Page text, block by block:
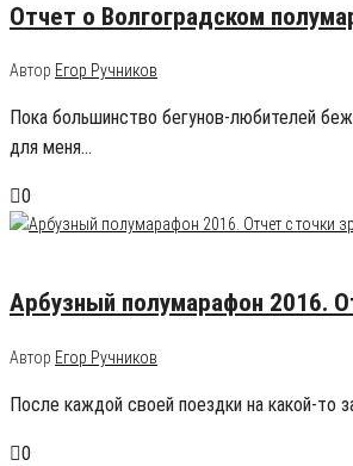
Отчет о Волгоградском
Автор Егор Ручников
Пока большинство бегунов-любителей
для меня…
0
Арбузный полумарафон 2016.
Автор Егор Ручников
После каждой своей поездки на какой-то
0